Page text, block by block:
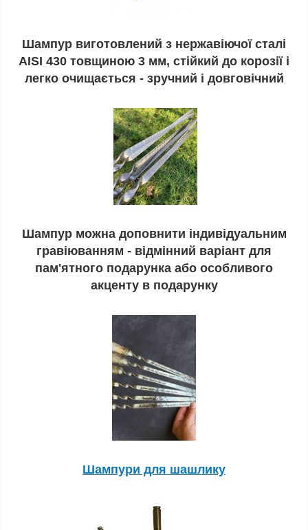
Шампур виготовлений з нержавіючої сталі
AISI 430 товщиною 3 мм, стійкий до корозії і
легко очищається - зручний і довговічний
Шампур можна доповнити індивідуальним
гравіюванням - відмінний варіант для
пам'ятного подарунка або особливого
акценту в подарунку
Шампури для шашлику